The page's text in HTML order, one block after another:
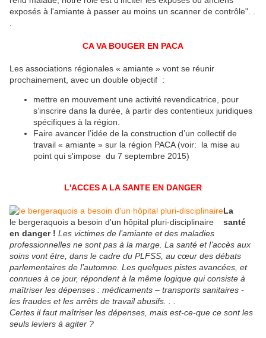
exposés à l'amiante à passer au moins un scanner de contrôle". .
CA VA BOUGER EN PACA
Les associations régionales « amiante » vont se réunir
prochainement, avec un double objectif :
mettre en mouvement une activité revendicatrice, pour
s’inscrire dans la durée, à partir des contentieux juridiques
spécifiques à la région.
Faire avancer l’idée de la construction d’un collectif de
travail « amiante » sur la région PACA (voir: la mise au
point qui s'impose du 7 septembre 2015)
L'ACCES A LA SANTE EN DANGER
le bergeraquois a besoin d'un hôpital pluri-disciplinaire
La
santé
en danger ! Les victimes de l’amiante et des maladies
professionnelles ne sont pas à la marge. La santé et l’accès aux
soins vont être, dans le cadre du PLFSS, au cœur des débats
parlementaires de l’automne. Les quelques pistes avancées, et
connues à ce jour, répondent à la même logique qui consiste à
maîtriser les dépenses : médicaments – transports sanitaires -
les fraudes et les arrêts de travail abusifs. . .
Certes il faut maîtriser les dépenses, mais est-ce-que ce sont les
seuls leviers à agiter ?